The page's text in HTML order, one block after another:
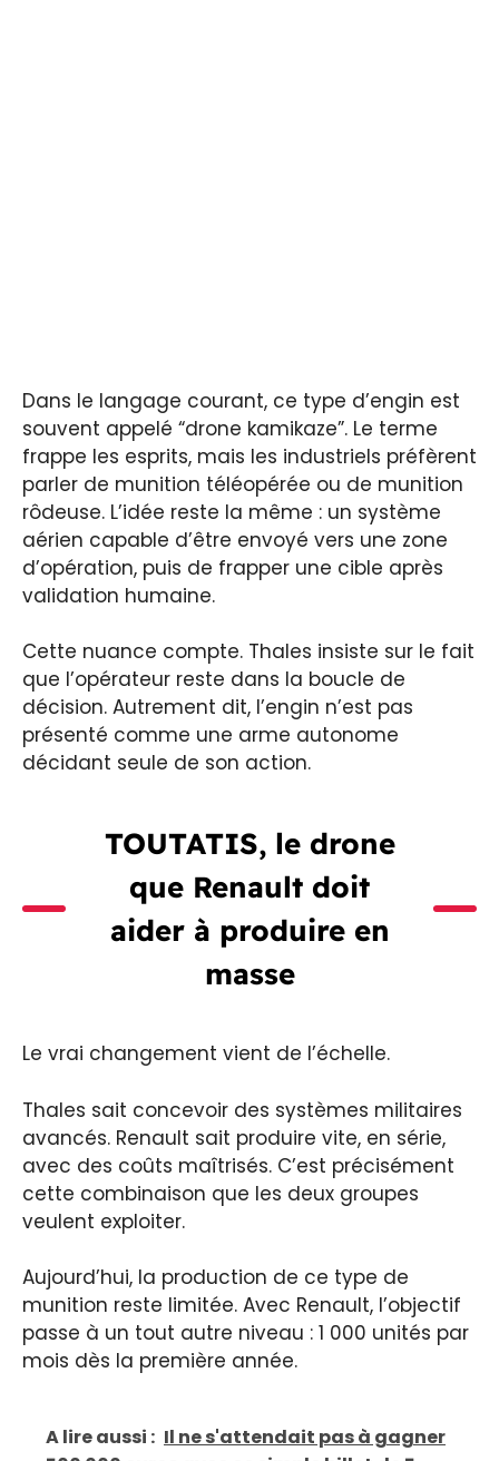
Dans le langage courant, ce type d’engin est
souvent appelé “drone kamikaze”. Le terme
frappe les esprits, mais les industriels préfèrent
parler de munition téléopérée ou de munition
rôdeuse. L’idée reste la même : un système
aérien capable d’être envoyé vers une zone
d’opération, puis de frapper une cible après
validation humaine.
Cette nuance compte. Thales insiste sur le fait
que l’opérateur reste dans la boucle de
décision. Autrement dit, l’engin n’est pas
présenté comme une arme autonome
décidant seule de son action.
TOUTATIS, le drone
que Renault doit
aider à produire en
masse
Le vrai changement vient de l’échelle.
Thales sait concevoir des systèmes militaires
avancés. Renault sait produire vite, en série,
avec des coûts maîtrisés. C’est précisément
cette combinaison que les deux groupes
veulent exploiter.
Aujourd’hui, la production de ce type de
munition reste limitée. Avec Renault, l’objectif
passe à un tout autre niveau : 1 000 unités par
mois dès la première année.
A lire aussi : Il ne s'attendait pas à gagner